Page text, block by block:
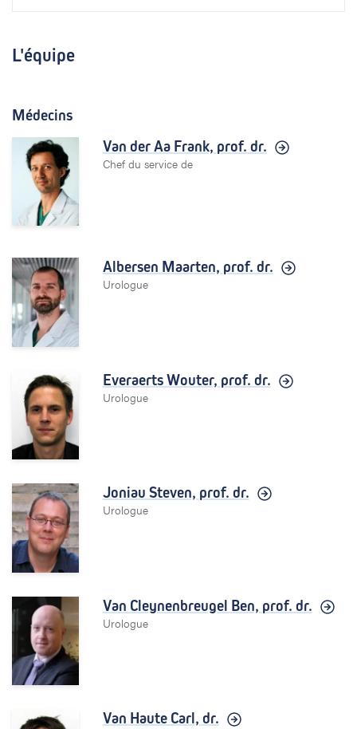
L'équipe
Médecins
Van der Aa Frank, prof. dr.
Chef du service de
Albersen Maarten, prof. dr.
Urologue
Everaerts Wouter, prof. dr.
Urologue
Joniau Steven, prof. dr.
Urologue
Van Cleynenbreugel Ben, prof. dr.
Urologue
Van Haute Carl, dr.